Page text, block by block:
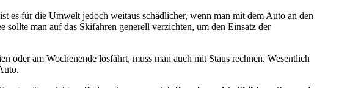
es für die Umwelt jedoch weitaus schädlicher, wenn man mit dem Auto an den
sollte man auf das Skifahren generell verzichten, um den Einsatz der
am Wochenende losfährt, muss man auch mit Staus rechnen. Wesentlich